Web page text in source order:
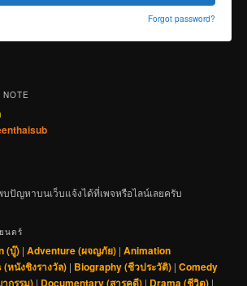
Forgot password?
NOTE
ปัญหาบนเว็บแจ้งได้ที่เพจหรือไลน์เลยครับ
นตร์
(บู๊) |Adventure (ผจญภัย) |Animation
หนังชิงรางวัล) | Biography (ชีวประวัติ) |Comedy
กรรม) | Documentary (สารคดี) | Drama (ชีวิต) |